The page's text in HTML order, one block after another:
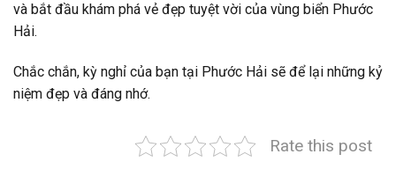
và bắt đầu khám phá vẻ đẹp tuyệt vời của vùng biển Phước
Hải.
Chắc chắn, kỳ nghỉ của bạn tại Phước Hải sẽ để lại những kỷ
niệm đẹp và đáng nhớ.
Rate this post